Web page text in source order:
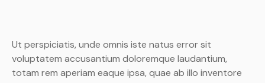
Ut perspiciatis, unde omnis iste natus error sit
voluptatem accusantium doloremque laudantium,
totam rem aperiam eaque ipsa, quae ab illo inventore